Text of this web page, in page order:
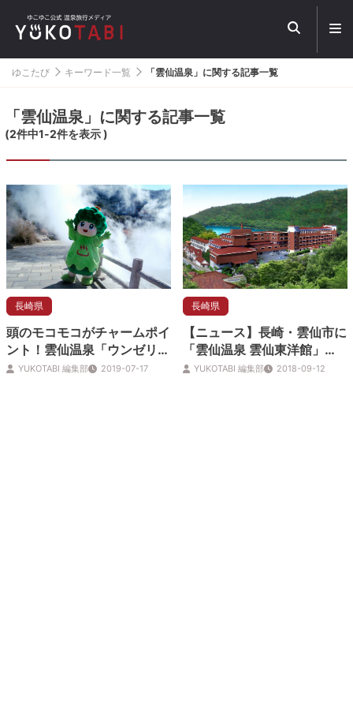
メ
ュ
ゆこたび キーワード一覧 「雲仙温泉」に関する記事一覧
「雲仙温泉」に関する記事一覧
(2件中1-2件を表示 )
長崎県
頭のモコモコがチャームポイ
ント！雲仙温泉「ウンゼリー
ヌ」YUKOTABI 編集部 2019-07-17
長崎県
【ニュース】長崎・雲仙市に
「雲仙温泉 雲仙東洋館」オ
ープン
YUKOTABI 編集部 2018-09-12